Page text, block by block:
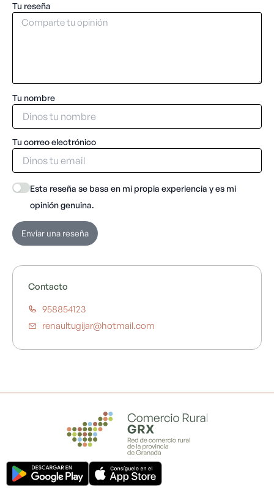
Tu reseña
Tu nombre
Tu correo electrónico
Esta reseña se basa en mi propia experiencia y es mi
opinión genuina.
Enviar una reseña
Contacto
958854123
renaultugijar@hotmail.com